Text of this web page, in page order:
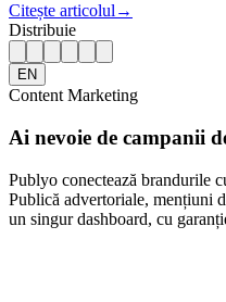
Citește articolul →
Distribuie
EN
Content Marketing
Ai nevoie de campanii
Publyo conectează brandurile
Publică advertoriale, mențiuni
un singur dashboard, cu